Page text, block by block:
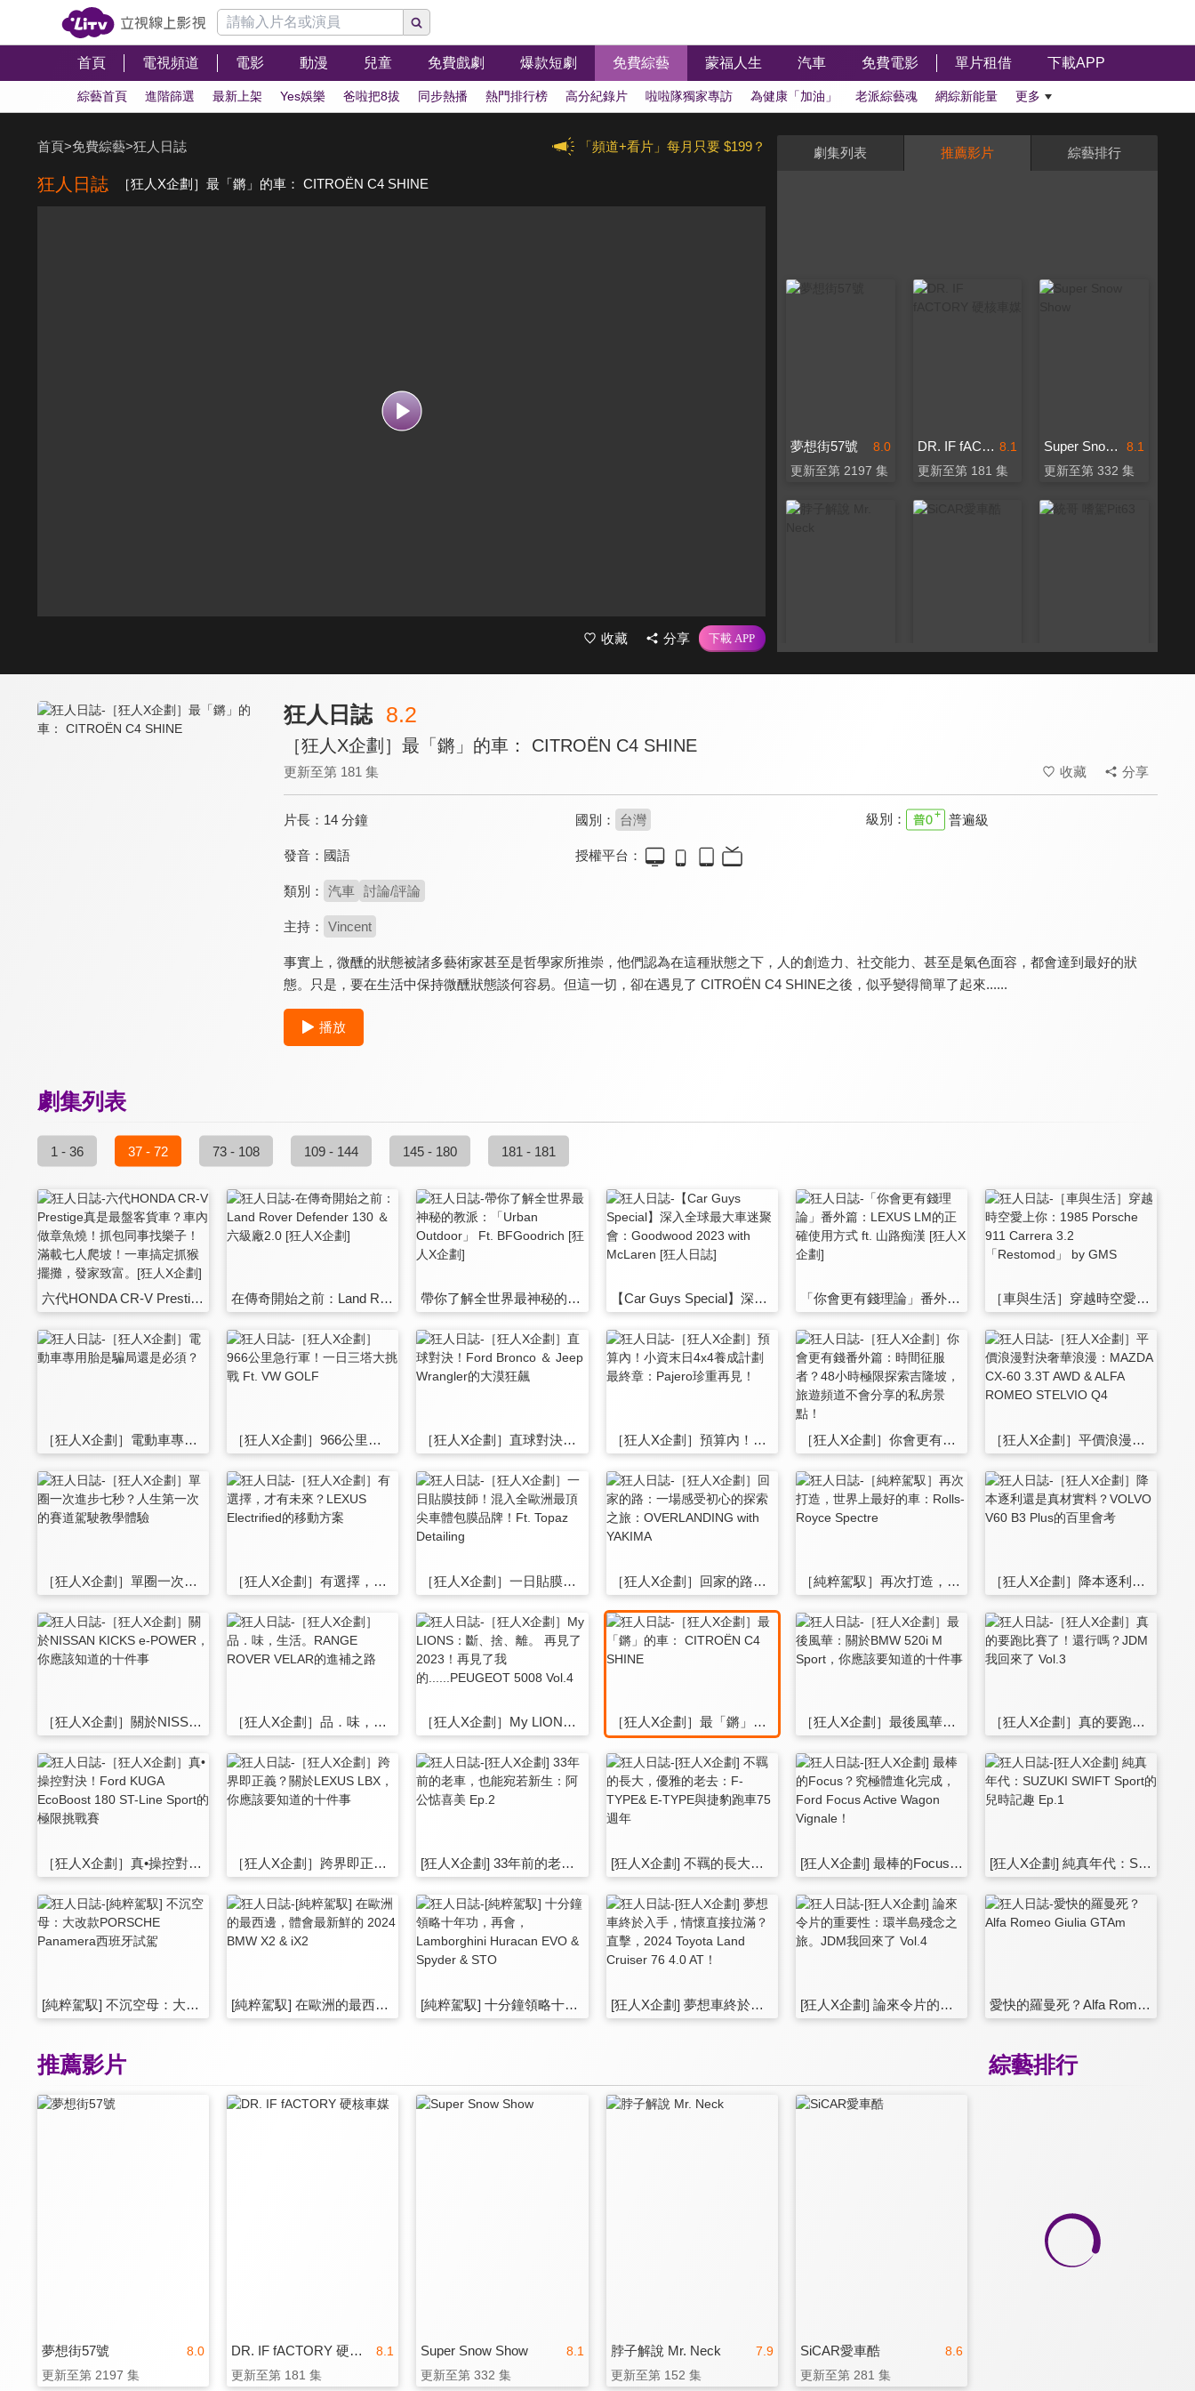
首頁 電視頻道 電影 動漫 兒童 免費戲劇 爆款短劇 免費綜藝 蒙福人生 汽車 免費電影 單片租借 下載APP
綜藝首頁 進階篩選 最新上架 Yes娛樂 爸啦把8拔 同步熱播 熱門排行榜 高分紀錄片 啦啦隊獨家專訪 為健康「加油」 老派綜藝魂 網綜新能量 更多
「頻道+看片」每月只要 $199？
首頁>免費綜藝>狂人日誌
狂人日誌 ［狂人X企劃］最「鏘」的車： CITROËN C4 SHINE
收藏 分享
劇集列表 推薦影片 綜藝排行
8.0
夢想街57號
更新至第 2197 集
8.1
DR. IF fACTORY 硬核車媒
更新至第 181 集
8.1
Super Snow Show
更新至第 332 集
狂人日誌 8.2
［狂人X企劃］最「鏘」的車： CITROËN C4 SHINE
更新至第 181 集 收藏 分享
片長： 14 分鐘 國別： 台灣 級別： 普遍級
發音： 國語 授權平台：
類別： 汽車 討論/評論
主持： Vincent
事實上，微醺的狀態被諸多藝術家甚至是哲學家所推崇，他們認為在這種狀態之下，人的創造力、社交能力、甚至是氣色面容，都會達到最好的狀
態。只是，要在生活中保持微醺狀態談何容易。但這一切，卻在遇見了 CITROËN C4 SHINE之後，似乎變得簡單了起來......
播放
劇集列表
1 - 36 37 - 72 73 - 108 109 - 144 145 - 180 181 - 181
六代HONDA CR-V Prestige真是最盤客貨車？車內做章魚燒！抓包同事找樂子！滿載七人爬坡！一車搞定抓猴擺攤，發家致富。[狂人X企劃] 在傳奇開始之前：Land Rover Defender 130 ＆ 六級廠2.0 [狂人X企劃] 帶你了解全世界最神秘的教派：「Urban Outdoor」 Ft. BFGoodrich [狂人X企劃] 【Car Guys Special】深入全球最大車迷聚會：Goodwood 2023 with McLaren [狂人日誌] 「你會更有錢理論」番外篇：LEXUS LM的正確使用方式 ft. 山路痴漢 [狂人X企劃] ［車與生活］穿越時空愛上你：1985 Porsche 911 Carrera 3.2 「Restomod」 by GMS
［狂人X企劃］電動車專用胎是騙局還是必須？ ［狂人X企劃］966公里急行軍！一日三塔大挑戰 Ft. VW GOLF ［狂人X企劃］直球對決！Ford Bronco ＆ Jeep Wrangler的大漠狂飆 ［狂人X企劃］預算內！小資末日4x4養成計劃 最終章：Pajero珍重再見！ ［狂人X企劃］你會更有錢番外篇：時間征服者？48小時極限探索吉隆坡，旅遊頻道不會分享的私房景點！ ［狂人X企劃］平價浪漫對決奢華浪漫：MAZDA CX-60 3.3T AWD & ALFA ROMEO STELVIO Q4
［狂人X企劃］單圈一次進步七秒？人生第一次的賽道駕駛教學體驗 ［狂人X企劃］有選擇，才有未來？LEXUS Electrified的移動方案 ［狂人X企劃］一日貼膜技師！混入全歐洲最頂尖車體包膜品牌！Ft. Topaz Detailing ［狂人X企劃］回家的路：一場感受初心的探索之旅：OVERLANDING with YAKIMA ［純粹駕馭］再次打造，世界上最好的車：Rolls-Royce Spectre ［狂人X企劃］降本逐利還是真材實料？VOLVO V60 B3 Plus的百里會考
［狂人X企劃］關於NISSAN KICKS e-POWER，你應該知道的十件事 ［狂人X企劃］品．味，生活。RANGE ROVER VELAR的進補之路 ［狂人X企劃］My LIONS：斷、捨、離。 再見了2023！再見了我的......PEUGEOT 5008 Vol.4 ［狂人X企劃］最「鏘」的車： CITROËN C4 SHINE ［狂人X企劃］最後風華：關於BMW 520i M Sport，你應該要知道的十件事 ［狂人X企劃］真的要跑比賽了！還行嗎？JDM我回來了 Vol.3
［狂人X企劃］真•操控對決！Ford KUGA EcoBoost 180 ST-Line Sport的極限挑戰賽 ［狂人X企劃］跨界即正義？關於LEXUS LBX，你應該要知道的十件事 [狂人X企劃] 33年前的老車，也能宛若新生：阿公惦喜美 Ep.2 [狂人X企劃] 不羈的長大，優雅的老去：F-TYPE& E-TYPE與捷豹跑車75週年 [狂人X企劃] 最棒的Focus？究極體進化完成，Ford Focus Active Wagon Vignale！ [狂人X企劃] 純真年代：SUZUKI SWIFT Sport的兒時記趣 Ep.1
[純粹駕馭] 不沉空母：大改款PORSCHE Panamera西班牙試駕 [純粹駕馭] 在歐洲的最西邊，體會最新鮮的 2024 BMW X2 & iX2 [純粹駕馭] 十分鐘領略十年功，再會，Lamborghini Huracan EVO & Spyder & STO [狂人X企劃] 夢想車終於入手，情懷直接拉滿？直擊，2024 Toyota Land Cruiser 76 4.0 AT！ [狂人X企劃] 論來令片的重要性：環半島殘念之旅。JDM我回來了 Vol.4 愛快的羅曼死？Alfa Romeo Giulia GTAm
綜藝排行
推薦影片
8.0
夢想街57號
更新至第 2197 集
8.1
DR. IF fACTORY 硬核車媒
更新至第 181 集
8.1
Super Snow Show
更新至第 332 集
7.9
脖子解說 Mr. Neck
更新至第 152 集
8.6
SiCAR愛車酷
更新至第 281 集